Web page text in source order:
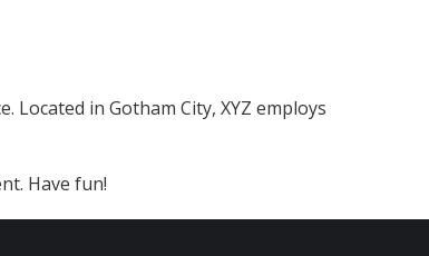
Located in Gotham City, XYZ employs
Have fun!